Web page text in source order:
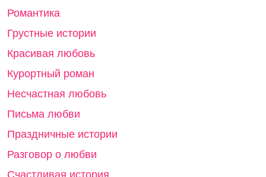
Романтика
Грустные истории
Красивая любовь
Курортный роман
Несчастная любовь
Письма любви
Праздничные истории
Разговор о любви